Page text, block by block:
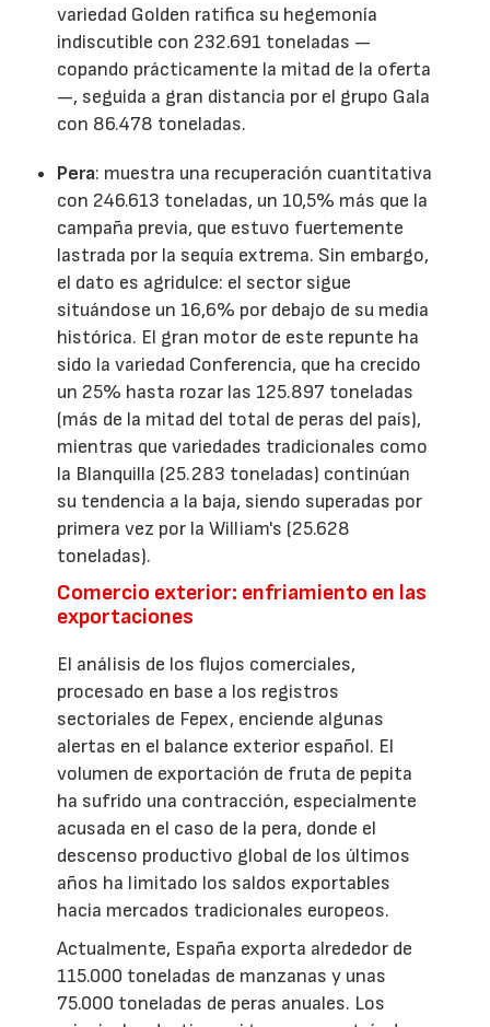
variedad Golden ratifica su hegemonía
indiscutible con 232.691 toneladas —
copando prácticamente la mitad de la oferta
—, seguida a gran distancia por el grupo Gala
con 86.478 toneladas.
Pera: muestra una recuperación cuantitativa
con 246.613 toneladas, un 10,5% más que la
campaña previa, que estuvo fuertemente
lastrada por la sequía extrema. Sin embargo,
el dato es agridulce: el sector sigue
situándose un 16,6% por debajo de su media
histórica. El gran motor de este repunte ha
sido la variedad Conferencia, que ha crecido
un 25% hasta rozar las 125.897 toneladas
(más de la mitad del total de peras del país),
mientras que variedades tradicionales como
la Blanquilla (25.283 toneladas) continúan
su tendencia a la baja, siendo superadas por
primera vez por la William's (25.628
toneladas).
Comercio exterior: enfriamiento en las
exportaciones
El análisis de los flujos comerciales,
procesado en base a los registros
sectoriales de Fepex, enciende algunas
alertas en el balance exterior español. El
volumen de exportación de fruta de pepita
ha sufrido una contracción, especialmente
acusada en el caso de la pera, donde el
descenso productivo global de los últimos
años ha limitado los saldos exportables
hacia mercados tradicionales europeos.
Actualmente, España exporta alrededor de
115.000 toneladas de manzanas y unas
75.000 toneladas de peras anuales. Los